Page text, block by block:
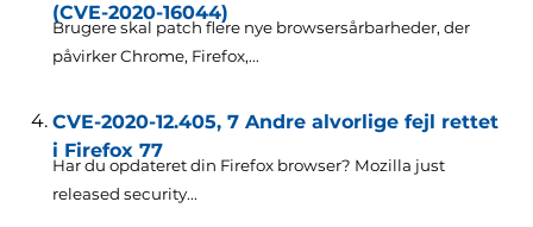
(CVE-2020-16044)
Brugere skal patch flere nye browsersårbarheder, der
påvirker Chrome, Firefox,...
CVE-2020-12.405, 7 Andre alvorlige fejl rettet
i Firefox 77
Har du opdateret din Firefox browser? Mozilla just
released security...